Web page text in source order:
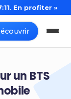
. En profiter »
un BTS